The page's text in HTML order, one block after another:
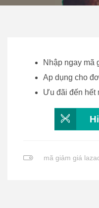
Nhập ngay mã
Ap dụng cho
Ưu đãi đến hết
mã giảm giá